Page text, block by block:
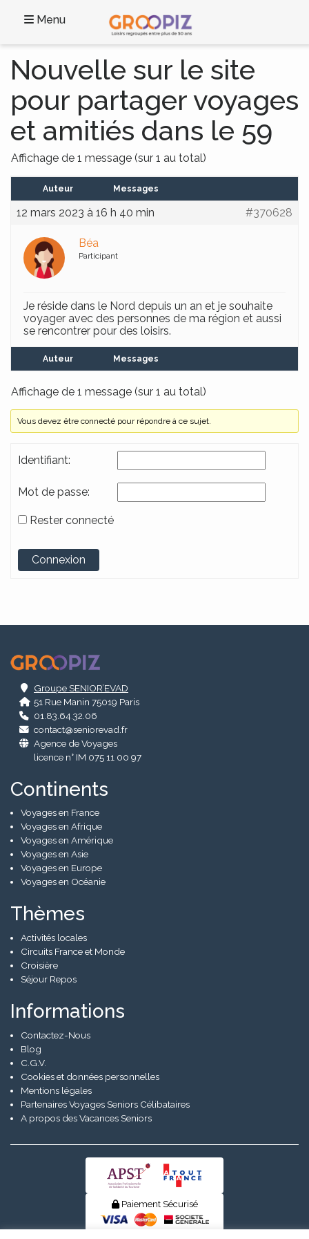
Menu
Nouvelle sur le site
pour partager voyages
et amitiés dans le 59
Affichage de 1 message (sur 1 au total)
Auteur Messages
12 mars 2023 à 16 h 40 min #370628
Béa
Participant
Je réside dans le Nord depuis un an et je souhaite
voyager avec des personnes de ma région et aussi
se rencontrer pour des loisirs.
Auteur Messages
Affichage de 1 message (sur 1 au total)
Vous devez être connecté pour répondre à ce sujet.
Identifiant:
Mot de passe:
Rester connecté
Alternative:
Connexion
Groupe SENIOR’EVAD
51 Rue Manin 75019 Paris
01.83.64.32.06
contact@seniorevad.fr
Agence de Voyages
licence n° IM 075 11 00 97
Continents
Voyages en France
Voyages en Afrique
Voyages en Amérique
Voyages en Asie
Voyages en Europe
Voyages en Océanie
Thèmes
Activités locales
Circuits France et Monde
Croisière
Séjour Repos
Informations
Contactez-Nous
Blog
C.G.V.
Cookies et données personnelles
Mentions légales
Partenaires Voyages Seniors Célibataires
A propos des Vacances Seniors
Paiement Sécurisé